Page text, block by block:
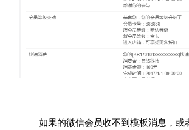
如果的微信会员收不到模板消息，